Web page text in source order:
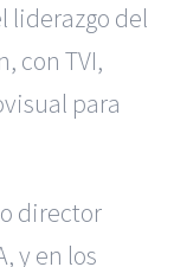
liderazgo del
con TVI,
para
director
y en los